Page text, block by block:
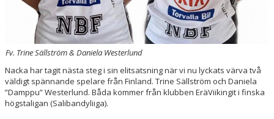
Fv. Trine Sällström & Daniela Westerlund
Nacka har tagit nästa steg i sin elitsatsning när vi nu lyckats värva två
väldigt spännande spelare från Finland. Trine Sällström och Daniela
”Damppu” Westerlund. Båda kommer från klubben EräViikingit i finska
högstaligan (Salibandyliiga).